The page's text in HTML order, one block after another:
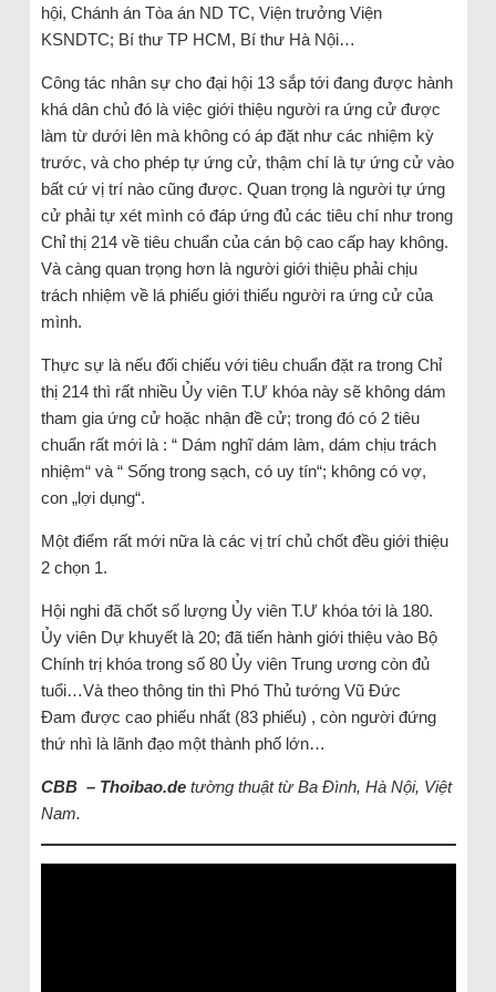
hội, Chánh án Tòa án ND TC, Viện trưởng Viện
KSNDTC; Bí thư TP HCM, Bí thư Hà Nội…
Công tác nhân sự cho đại hội 13 sắp tới đang được hành
khá dân chủ đó là việc giới thiệu người ra ứng cử được
làm từ dưới lên mà không có áp đặt như các nhiệm kỳ
trước, và cho phép tự ứng cử, thậm chí là tự ứng cử vào
bất cứ vị trí nào cũng được. Quan trọng là người tự ứng
cử phải tự xét mình có đáp ứng đủ các tiêu chí như trong
Chỉ thị 214 về tiêu chuẩn của cán bộ cao cấp hay không.
Và càng quan trọng hơn là người giới thiệu phải chịu
trách nhiệm về lá phiếu giới thiếu người ra ứng cử của
mình.
Thực sự là nếu đối chiếu với tiêu chuẩn đặt ra trong Chỉ
thị 214 thì rất nhiều Ủy viên T.Ư khóa này sẽ không dám
tham gia ứng cử hoặc nhận đề cử; trong đó có 2 tiêu
chuẩn rất mới là : “ Dám nghĩ dám làm, dám chịu trách
nhiệm“ và “ Sống trong sạch, có uy tín“; không có vợ,
con „lợi dụng“.
Một điểm rất mới nữa là các vị trí chủ chốt đều giới thiệu
2 chọn 1.
Hội nghi đã chốt số lượng Ủy viên T.Ư khóa tới là 180.
Ủy viên Dự khuyết là 20; đã tiến hành giới thiệu vào Bộ
Chính trị khóa trong số 80 Ủy viên Trung ương còn đủ
tuổi…Và theo thông tin thì Phó Thủ tướng Vũ Đức
Đam được cao phiếu nhất (83 phiếu) , còn người đứng
thứ nhì là lãnh đạo một thành phố lớn…
CBB – Thoibao.de tường thuật từ Ba Đình, Hà Nội, Việt
Nam.